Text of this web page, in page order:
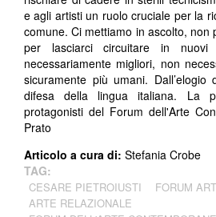
e agli artisti un ruolo cruciale per la
comune.Ci mettiamo in ascolto, non
per lasciarci circuitare in nuovi
necessariamente migliori, non
sicuramente più umani.
difesa della lingua italiana. La
protagonisti del Forum dell'Arte
Prato
Articolo a cura di: Stefania Crobe
TAG:
CESARE PIETROIUSTI
FORUM
ARTE RELAZIONALE